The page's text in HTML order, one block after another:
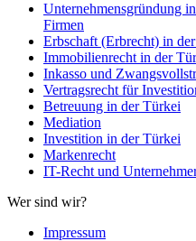
Unternehmensgründung
Firmen
Erbschaft (Erbrecht) in
Immobilienrecht in der
Inkasso und
Vertragsrecht für
Betreuung in der Türkei
Mediation
Investition in der Türkei
Markenrecht
IT-Recht und
Wer sind wir?
Impressum